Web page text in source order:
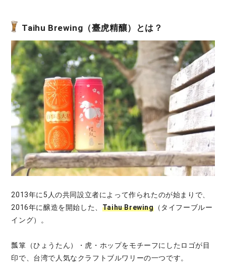
Taihu Brewing（臺虎精釀）とは？
2013年に5人の共同設立者によって作られたのが始まりで、
2016年に醸造を開始した、 Taihu Brewing（タイフーブルー
イング）。
瓢箪（ひょうたん）・虎・ホップをモチーフにしたロゴが目
印で、台湾で人気なクラフトブルワリーの一つです。